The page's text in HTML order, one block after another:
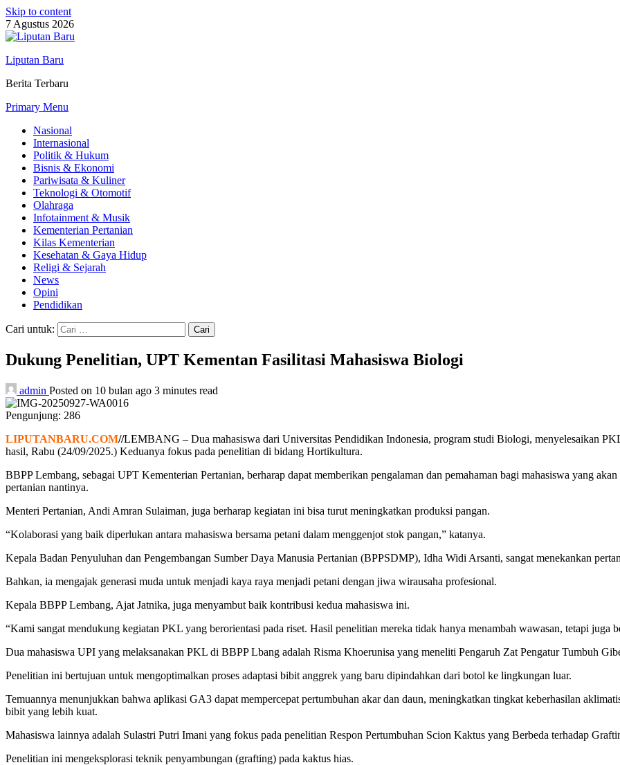
Skip to content
7 Agustus 2026
Liputan Baru
Berita Terbaru
Primary Menu
Nasional
Internasional
Politik & Hukum
Bisnis & Ekonomi
Pariwisata & Kuliner
Teknologi & Otomotif
Olahraga
Infotainment & Musik
Kementerian Pertanian
Kilas Kementerian
Kesehatan & Gaya Hidup
Religi & Sejarah
News
Opini
Pendidikan
Cari untuk:
Dukung Penelitian, UPT Kementan Fasilitasi Mahasiswa Biologi
admin Posted on 10 bulan ago 3 minutes read
Pengunjung: 286
LIPUTANBARU.COM//LEMBANG – Dua mahasiswa dari Universitas Pendidikan Indonesia, program studi Biologi, menyelesaikan
hasil, Rabu (24/09/2025.) Keduanya fokus pada penelitian di bidang Hortikultura.
BBPP Lembang, sebagai UPT Kementerian Pertanian, berharap dapat memberikan pengalaman dan pemahaman bagi mahasiswa yang
pertanian nantinya.
Menteri Pertanian, Andi Amran Sulaiman, juga berharap kegiatan ini bisa turut meningkatkan produksi pangan.
“Kolaborasi yang baik diperlukan antara mahasiswa bersama petani dalam menggenjot stok pangan,” katanya.
Kepala Badan Penyuluhan dan Pengembangan Sumber Daya Manusia Pertanian (BPPSDMP), Idha Widi Arsanti, sangat menekankan
Bahkan, ia mengajak generasi muda untuk menjadi kaya raya menjadi petani dengan jiwa wirausaha profesional.
Kepala BBPP Lembang, Ajat Jatnika, juga menyambut baik kontribusi kedua mahasiswa ini.
“Kami sangat mendukung kegiatan PKL yang berorientasi pada riset. Hasil penelitian mereka tidak hanya menambah wawasan, tetapi juga
Dua mahasiswa UPI yang melaksanakan PKL di BBPP Lbang adalah Risma Khoerunisa yang meneliti Pengaruh Zat Pengatur Tumbuh
Penelitian ini bertujuan untuk mengoptimalkan proses adaptasi bibit anggrek yang baru dipindahkan dari botol ke lingkungan luar.
Temuannya menunjukkan bahwa aplikasi GA3 dapat mempercepat pertumbuhan akar dan daun, meningkatkan tingkat keberhasilan
bibit yang lebih kuat.
Mahasiswa lainnya adalah Sulastri Putri Imani yang fokus pada penelitian Respon Pertumbuhan Scion Kaktus yang Berbeda terhadap
Penelitian ini mengeksplorasi teknik penyambungan (grafting) pada kaktus hias.